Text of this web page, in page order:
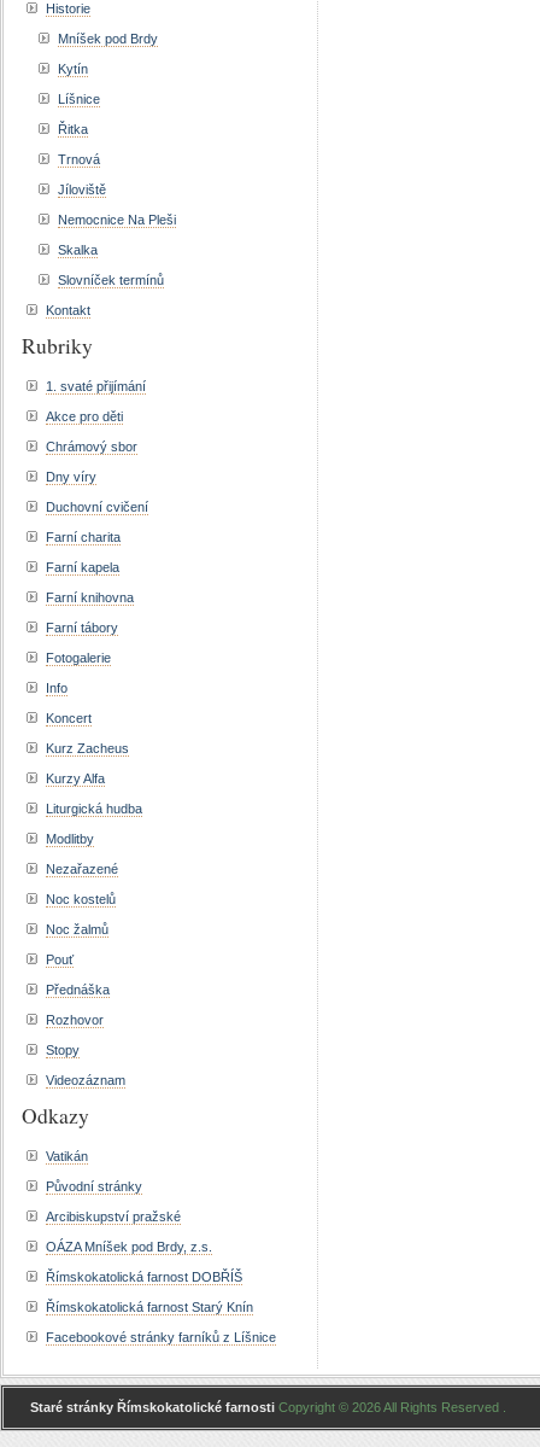
Historie
Mníšek pod Brdy
Kytín
Líšnice
Řitka
Trnová
Jíloviště
Nemocnice Na Pleši
Skalka
Slovníček termínů
Kontakt
Rubriky
1. svaté přijímání
Akce pro děti
Chrámový sbor
Dny víry
Duchovní cvičení
Farní charita
Farní kapela
Farní knihovna
Farní tábory
Fotogalerie
Info
Koncert
Kurz Zacheus
Kurzy Alfa
Liturgická hudba
Modlitby
Nezařazené
Noc kostelů
Noc žalmů
Pouť
Přednáška
Rozhovor
Stopy
Videozáznam
Odkazy
Vatikán
Původní stránky
Arcibiskupství pražské
OÁZA Mníšek pod Brdy, z.s.
Římskokatolická farnost DOBŘÍŠ
Římskokatolická farnost Starý Knín
Facebookové stránky farníků z Líšnice
Staré stránky Římskokatolické farnosti Copyright © 2026 All Rights Reserved .